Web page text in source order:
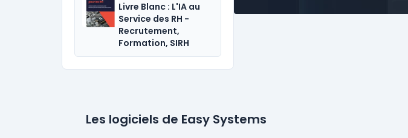
Livre Blanc : L'IA au
Service des RH -
Recrutement,
Formation, SIRH
Les logiciels de Easy Systems